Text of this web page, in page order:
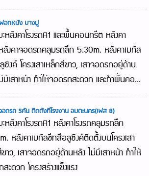
อกหนัง บางปู
หลังคาโรงรถA1 และพื้นคอนกรีต หลังคา
ลังคาจอดรถคลุมรถลึก 5.30m. หลังคาเมทัล
งค์ โครงเสาเหล็กสีขาว, เสาจอดรถอยู่ด้าน
มีเสาหน้า ทำให้จอดรถสะดวก และทำพื้นคอ...
อดรถ 5คัน ติดตั้งที่โรงงาน อมตะนคร(เฟส 8)
หลังคาโรงรถA1 หลังคาโรงรถคลุมรถลึก
หลังคาเมทัลชีทสีอลูซิงค์ติดตั้งบนโครงเสา
าว, เสาจอดรถอยู่ด้านหลัง ไม่มีเสาหน้า ทำให้
ะดวก โครงสร้างแข็งแรง